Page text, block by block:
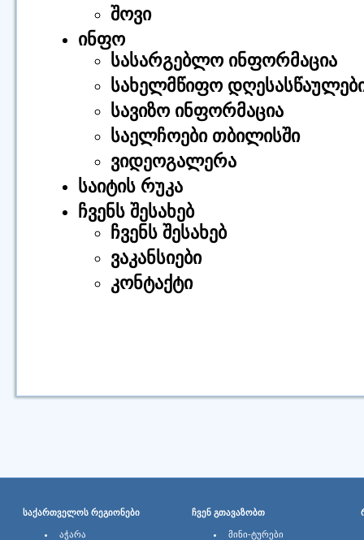
შოვი
ინფო
სასარგებლო ინფორმაცია
სახელმწიფო
სავიზო ინფორმაცია
საელჩოები თბილისში
ვიდეოგალერა
საიტის რუკა
ჩვენს შესახებ
ჩვენს შესახებ
ვაკანსიები
კონტაქტი
ᲡᲐᲥᲐᲠᲗᲕᲔᲚᲝᲡ ᲠᲔᲒᲘᲝᲜᲔᲑᲘ ᲩᲕᲔᲜ ᲒᲗᲐᲕᲐᲖᲝᲑᲗ
ᲐᲭᲐᲠᲐ
ᲛᲘᲜᲘ-ᲢᲣᲠᲔᲑᲘ